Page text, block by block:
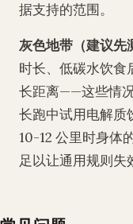
据支持的范围。
灰色地带（建议先
时长、低碳水饮食
长距离——这些情
长跑中试用电解质
10-12 公里时身体
足以让通用规则失